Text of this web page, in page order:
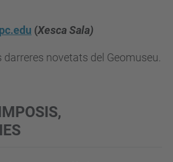
(Xesca Sala)
novetats del Geomuseu.